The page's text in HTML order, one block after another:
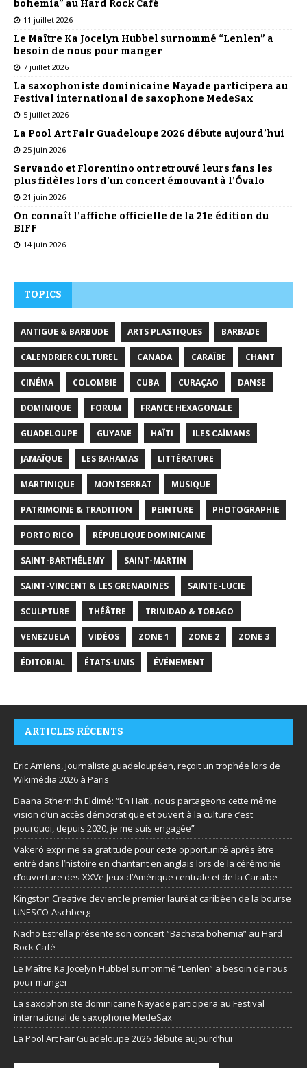
bohemia” au Hard Rock Café
11 juillet 2026
Le Maître Ka Jocelyn Hubbel surnommé “Lenlen” a
besoin de nous pour manger
7 juillet 2026
La saxophoniste dominicaine Nayade participera au
Festival international de saxophone MedeSax
5 juillet 2026
La Pool Art Fair Guadeloupe 2026 débute aujourd’hui
25 juin 2026
Servando et Florentino ont retrouvé leurs fans les
plus fidèles lors d’un concert émouvant à l’Óvalo
21 juin 2026
On connaît l’affiche officielle de la 21e édition du
BIFF
14 juin 2026
TOPICS
ANTIGUE & BARBUDE ARTS PLASTIQUES BARBADE
CALENDRIER CULTUREL CANADA CARAÏBE CHANT
CINÉMA COLOMBIE CUBA CURAÇAO DANSE
DOMINIQUE FORUM FRANCE HEXAGONALE
GUADELOUPE GUYANE HAÏTI ILES CAÏMANS
JAMAÏQUE LES BAHAMAS LITTÉRATURE
MARTINIQUE MONTSERRAT MUSIQUE
PATRIMOINE & TRADITION PEINTURE PHOTOGRAPHIE
PORTO RICO RÉPUBLIQUE DOMINICAINE
SAINT-BARTHÉLEMY SAINT-MARTIN
SAINT-VINCENT & LES GRENADINES SAINTE-LUCIE
SCULPTURE THÉÂTRE TRINIDAD & TOBAGO
VENEZUELA VIDÉOS ZONE 1 ZONE 2 ZONE 3
ÉDITORIAL ÉTATS-UNIS ÉVÉNEMENT
ARTICLES RÉCENTS
Éric Amiens, journaliste guadeloupéen, reçoit un trophée lors de
Wikimédia 2026 à Paris
Daana Sthernith Eldimé: “En Haïti, nous partageons cette même
vision d’un accès démocratique et ouvert à la culture c’est
pourquoi, depuis 2020, je me suis engagée”
Vakeró exprime sa gratitude pour cette opportunité après être
entré dans l’histoire en chantant en anglais lors de la cérémonie
d’ouverture des XXVe Jeux d’Amérique centrale et de la Caraïbe
Kingston Creative devient le premier lauréat caribéen de la bourse
UNESCO-Aschberg
Nacho Estrella présente son concert “Bachata bohemia” au Hard
Rock Café
Le Maître Ka Jocelyn Hubbel surnommé “Lenlen” a besoin de nous
pour manger
La saxophoniste dominicaine Nayade participera au Festival
international de saxophone MedeSax
La Pool Art Fair Guadeloupe 2026 débute aujourd’hui